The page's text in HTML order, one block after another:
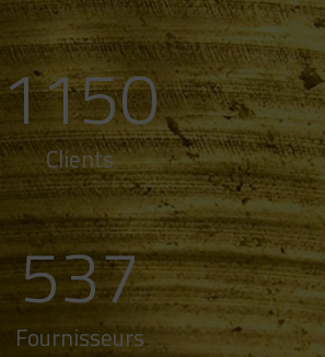
1150
Clients
537
Fournisseurs